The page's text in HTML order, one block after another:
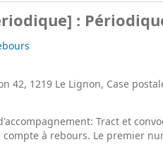
:
42, 1219 Le Lignon, Case
Tract et
à rebours. Le premier